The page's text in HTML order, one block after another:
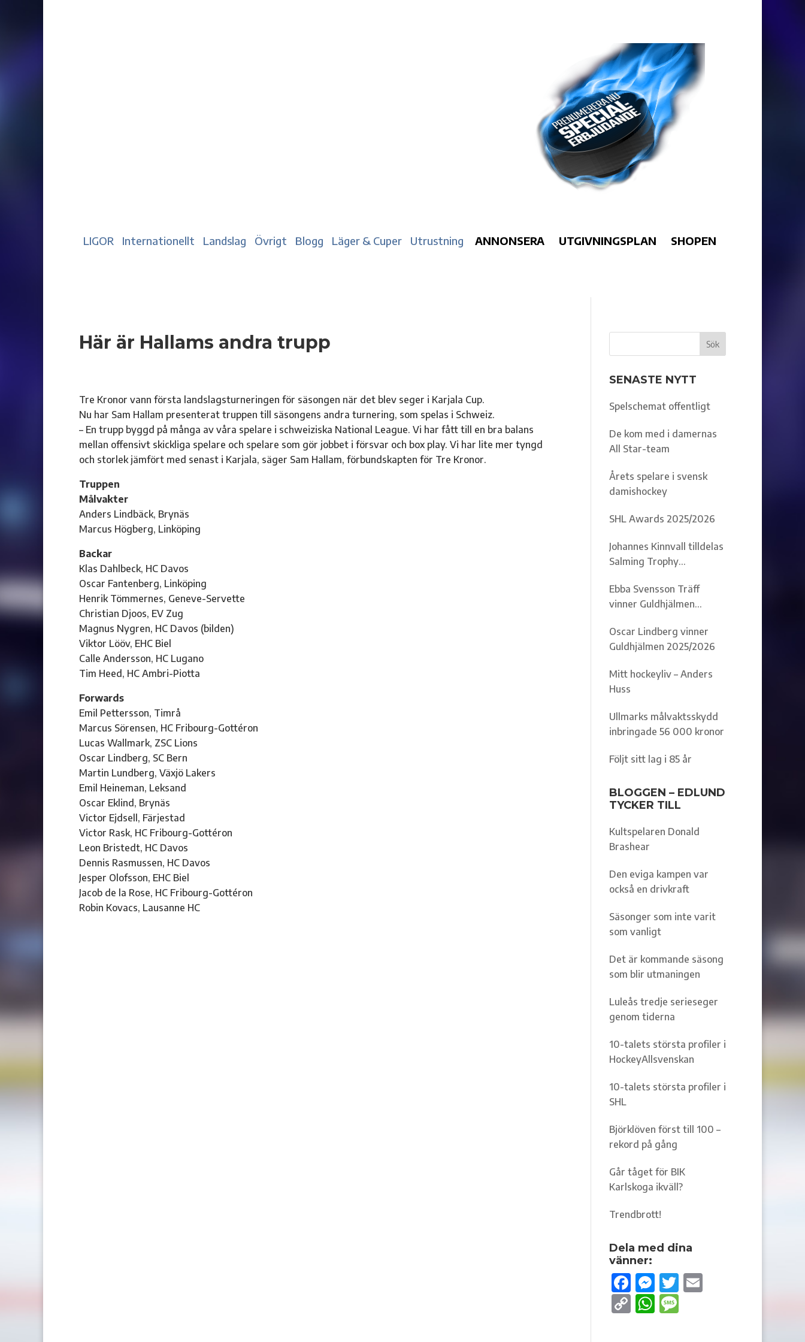
LIGOR Internationellt Landslag Övrigt Blogg Läger & Cuper Utrustning ANNONSERA UTGIVNINGSPLAN SHOPEN
Här är Hallams andra trupp
Tre Kronor vann första landslagsturneringen för säsongen när det blev seger i Karjala Cup.
Nu har Sam Hallam presenterat truppen till säsongens andra turnering, som spelas i Schweiz.
– En trupp byggd på många av våra spelare i schweiziska National League. Vi har fått till en bra balans
mellan offensivt skickliga spelare och spelare som gör jobbet i försvar och box play. Vi har lite mer tyngd
och storlek jämfört med senast i Karjala, säger Sam Hallam, förbundskapten för Tre Kronor.
Truppen
Målvakter
Anders Lindbäck, Brynäs
Marcus Högberg, Linköping
Backar
Klas Dahlbeck, HC Davos
Oscar Fantenberg, Linköping
Henrik Tömmernes, Geneve-Servette
Christian Djoos, EV Zug
Magnus Nygren, HC Davos (bilden)
Viktor Lööv, EHC Biel
Calle Andersson, HC Lugano
Tim Heed, HC Ambri-Piotta
Forwards
Emil Pettersson, Timrå
Marcus Sörensen, HC Fribourg-Gottéron
Lucas Wallmark, ZSC Lions
Oscar Lindberg, SC Bern
Martin Lundberg, Växjö Lakers
Emil Heineman, Leksand
Oscar Eklind, Brynäs
Victor Ejdsell, Färjestad
Victor Rask, HC Fribourg-Gottéron
Leon Bristedt, HC Davos
Dennis Rasmussen, HC Davos
Jesper Olofsson, EHC Biel
Jacob de la Rose, HC Fribourg-Gottéron
Robin Kovacs, Lausanne HC
SENASTE NYTT
Spelschemat offentligt
De kom med i damernas
All Star-team
Årets spelare i svensk
damishockey
SHL Awards 2025/2026
Johannes Kinnvall tilldelas
Salming Trophy
Ebba Svensson Träff
vinner Guldhjälmen
Oscar Lindberg vinner
Guldhjälmen 2025/2026
Mitt hockeyliv – Anders
Huss
Ullmarks målvaktsskydd
inbringade 56 000 kronor
Följt sitt lag i 85 år
BLOGGEN – EDLUND
TYCKER TILL
Kultspelaren Donald
Brashear
Den eviga kampen var
också en drivkraft
Säsonger som inte varit
som vanligt
Det är kommande säsong
som blir utmaningen
Luleås tredje serieseger
genom tiderna
10-talets största profiler i
HockeyAllsvenskan
10-talets största profiler i
SHL
Björklöven först till 100 –
rekord på gång
Går tåget för BIK
Karlskoga ikväll?
Trendbrott!
Dela med dina
vänner:
F
ac
e
M
es
se
T
w
E
C WM